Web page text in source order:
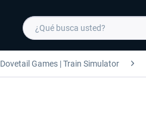
Dovetail Games | Train Simulator